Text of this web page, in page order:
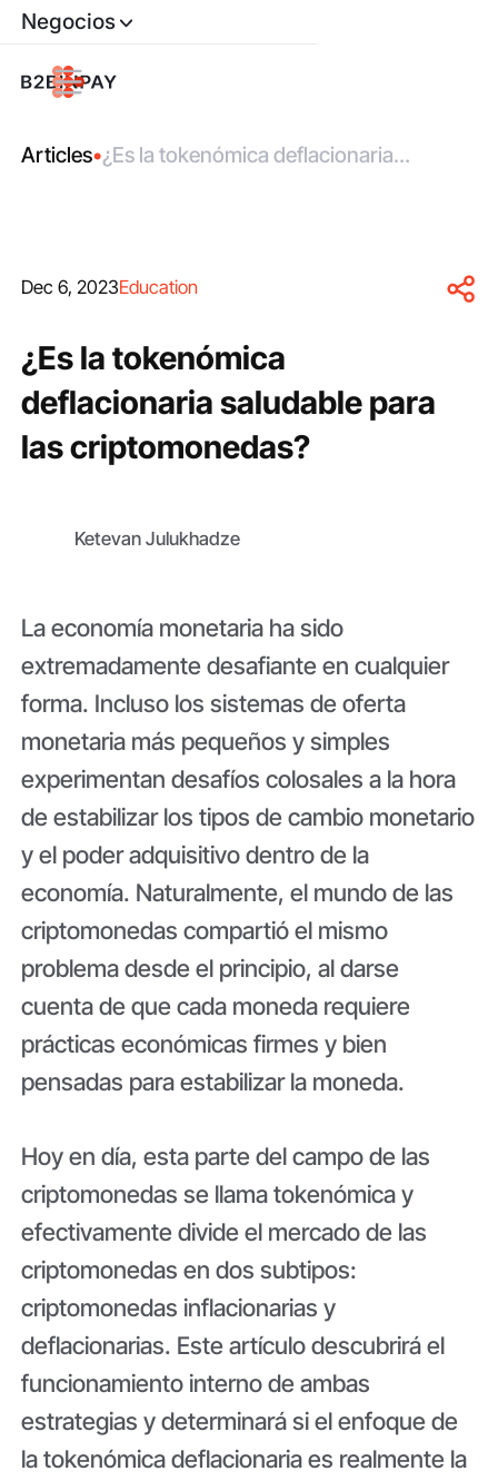
Negocios
Articles•¿Es la tokenómica deflacionaria
Dec 6, 2023Education
¿Es la tokenómica
deflacionaria saludable para
las criptomonedas?
Ketevan Julukhadze
La economía monetaria ha sido
extremadamente desafiante en cualquier
forma. Incluso los sistemas de oferta
monetaria más pequeños y simples
experimentan desafíos colosales a la hora
de estabilizar los tipos de cambio monetario
y el poder adquisitivo dentro de la
economía. Naturalmente, el mundo de las
criptomonedas compartió el mismo
problema desde el principio, al darse
cuenta de que cada moneda requiere
prácticas económicas firmes y bien
pensadas para estabilizar la moneda.
Hoy en día, esta parte del campo de las
criptomonedas se llama tokenómica y
efectivamente divide el mercado de las
criptomonedas en dos subtipos:
criptomonedas inflacionarias y
deflacionarias. Este artículo descubrirá el
funcionamiento interno de ambas
estrategias y determinará si el enfoque de
la tokenómica deflacionaria es realmente la